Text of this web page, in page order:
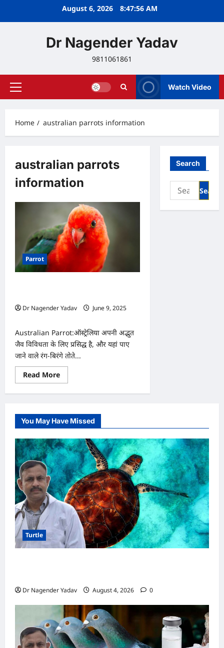
August 6, 2026 8:47:56 AM
Dr Nagender Yadav
9811061861
Primary
Watch Video
Home australian parrots information
australian parrots
information
Parrot
Dr Nagender Yadav
June 9, 2025
Australian Parrot:ऑस्ट्रेलिया अपनी अद्भुत
जैव विविधता के लिए प्रसिद्ध है, और यहां पाए
जाने वाले रंग-बिरंगे तोते...
Read MoreRead
more
रंगों
अत्यंत
जीनियस,
जानें
Australian
Parrot
के
बारे
में
ख़ास
बातें
Search
Search
for:
You May Have Missed
Turtle
Dr Nagender Yadav August 4, 2026 0